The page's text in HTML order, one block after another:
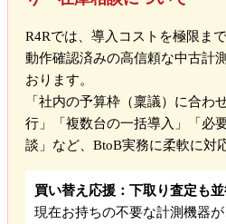
R4Rでは、導入コストを極限ま
動作確認済みの高信頼な中古計
おります。
「社内の予算枠（稟議）に合わ
行」「複数台の一括導入」「必
談」など、BtoB実務に柔軟に対
買い替え応援：下取り査定も並
現在お持ちの不要な計測機器